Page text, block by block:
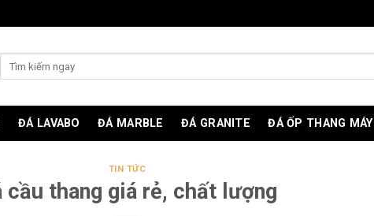
ĐÁ LAVABO ĐÁ MARBLE ĐÁ GRANITE ĐÁ ỐP THANG MÁY
TIN TỨC
cầu thang giá rẻ, chất lượng